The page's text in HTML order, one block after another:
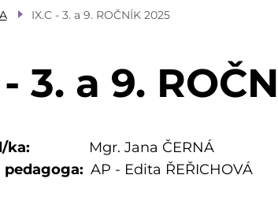
IX.C - 3. a 9. ROČNÍK 2025
3. a 9.
ka
Mgr. Jana ČERNÁ
AP - Edita ŘEŘICHOVÁ